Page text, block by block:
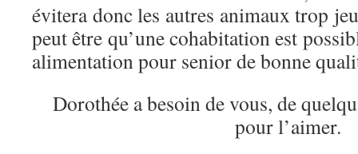
évitera donc les autres animaux trop
peut être qu’une cohabitation est
alimentation pour senior de bonne
Dorothée a besoin de vous, de
pour l’aimer.